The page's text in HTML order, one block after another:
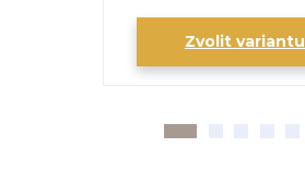
Zvolit variantu